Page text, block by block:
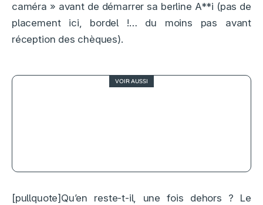
caméra » avant de démarrer sa berline A**i (pas de
placement ici, bordel !… du moins pas avant
réception des chèques).
VOIR AUSSI
[pullquote]Qu’en reste-t-il, une fois dehors ? Le